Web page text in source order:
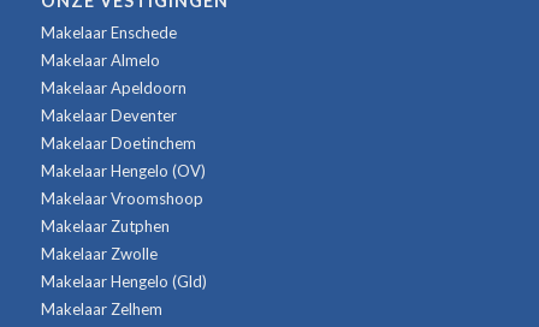
Makelaar Enschede
Makelaar Almelo
Makelaar Apeldoorn
Makelaar Deventer
Makelaar Doetinchem
Makelaar Hengelo (OV)
Makelaar Vroomshoop
Makelaar Zutphen
Makelaar Zwolle
Makelaar Hengelo (Gld)
Makelaar Zelhem